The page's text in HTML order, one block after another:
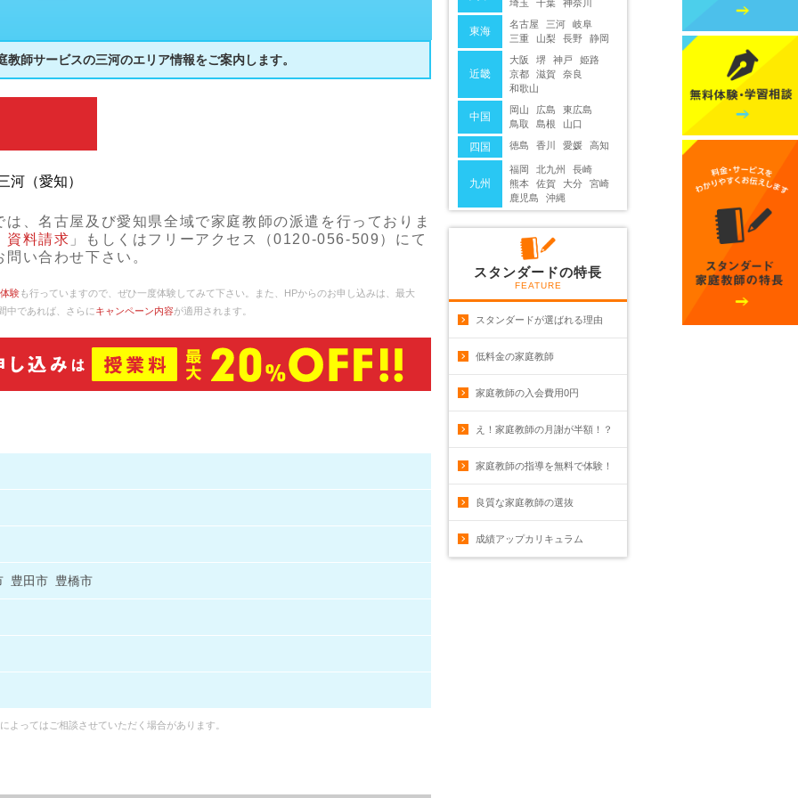
教師サービスの三河のエリア情報をご案内します。
河（愛知）
、名古屋及び愛知県全域で家庭教師の派遣を行っておりま
資料請求 」もしくはフリーアクセス（0120-056-509）にて
い合わせ下さい。
験も行っていますので、ぜひ一度体験してみて下さい。また、HPからのお申し込みは、最大
中であれば、さらに キャンペーン内容が適用されます。
豊田市 豊橋市
ってはご相談させていただく場合があります。
埼玉 千葉 神奈川
東海
名古屋 三河
岐阜
三重
山梨 長野 静岡
近畿
大阪 堺 神戸
姫路
京都
滋賀
奈良
和歌山
中国
岡山 広島
東広島
鳥取
島根 山口
四国 徳島 香川 愛媛 高知
九州
福岡 北九州
長崎
熊本
佐賀 大分
宮崎
鹿児島
沖縄
スタンダードの特長
FEATURE
スタンダードが選ばれる理由
低料金の家庭教師
家庭教師の入会費用0円
え！家庭教師の月謝が半額！？
家庭教師の指導を無料で体験！
良質な家庭教師の選抜
成績アップカリキュラム